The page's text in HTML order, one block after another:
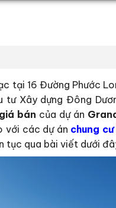
tại 16 Đường Phước
Xây dựng Đông
bán của dự án
với các dự án chung
tục qua bài viết dưới